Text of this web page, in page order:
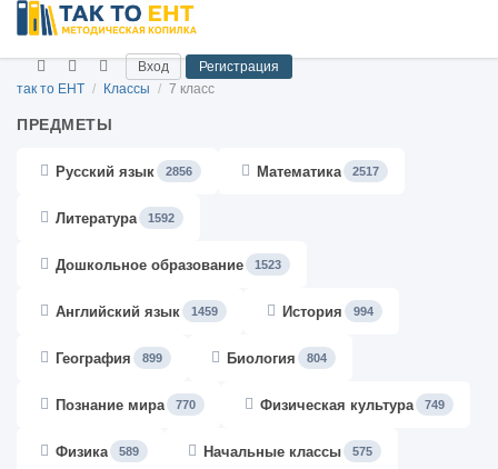
Вход
Регистрация
так то ЕНТ / Классы / 7 класс
ПРЕДМЕТЫ
Русский язык 2856 Математика 2517
Литература 1592
Дошкольное образование 1523
Английский язык 1459 История 994
География 899 Биология 804
Познание мира 770 Физическая культура 749
Физика 589 Начальные классы 575